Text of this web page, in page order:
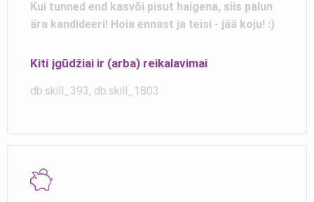
Kui tunned end kasvõi pisut haigena, siis palun
ära kandideeri! Hoia ennast ja teisi - jää koju! :)
Kiti įgūdžiai ir (arba) reikalavimai
db.skill_393, db.skill_1803